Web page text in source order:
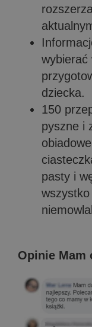
wybierać
dziecka.
150
pyszne i
pasty i
Opinie Mam